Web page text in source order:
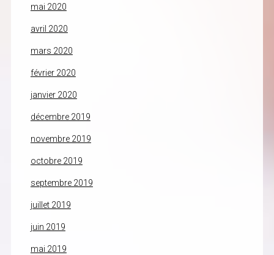
mai 2020
avril 2020
mars 2020
février 2020
janvier 2020
décembre 2019
novembre 2019
octobre 2019
septembre 2019
juillet 2019
juin 2019
mai 2019